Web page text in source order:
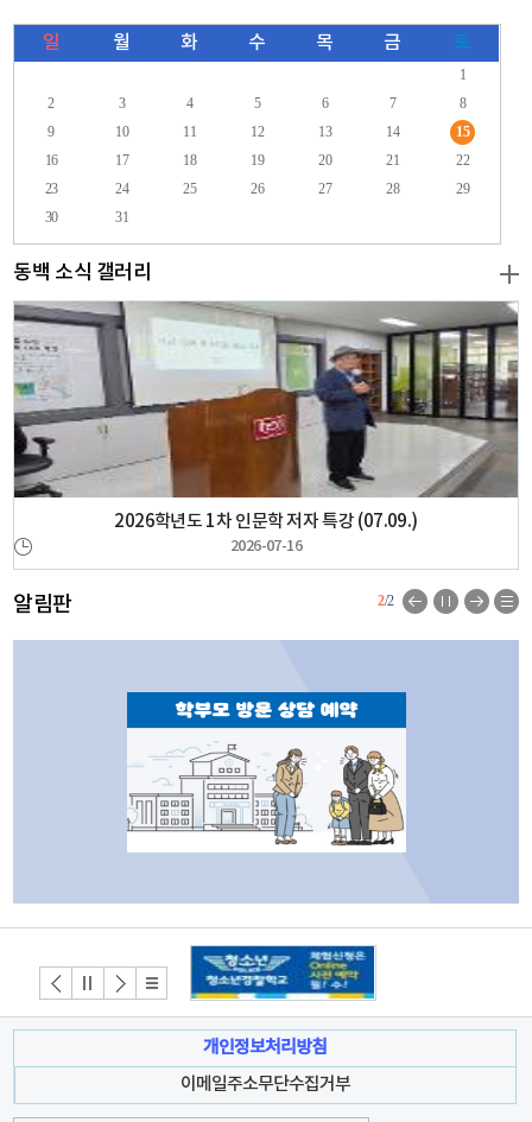
일 월 화 수 목 금 토
1
2
3 4 5 6 7
8
9
10 11 12 13 14
15
16
17 18 19 20 21
22
23
24 25 26 27 28
29
30
31
동백 소식 갤러리
2026학년도 1차 인문학 저자 특강 (07.09.)
2026-07-16
알림판 2/2
개인정보처리방침
이메일주소무단수집거부